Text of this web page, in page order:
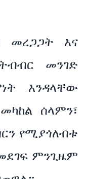
መረጋጋት እና
መንገድ
እንዳላቸው
ሰላምን፣
የሚያጎለብቱ
ምንጊዜም